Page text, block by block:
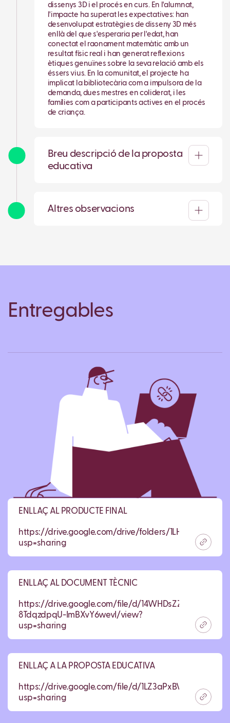
dissenys 3D i el procés en curs. En l'alumnat,
l'impacte ha superat les expectatives: han
desenvolupat estratègies de disseny 3D més
enllà del que s'esperaria per l'edat, han
conectat el raonament matemàtic amb un
resultat físic real i han generat reflexions
ètiques genuïnes sobre la seva relació amb els
éssers vius. En la comunitat, el projecte ha
implicat la bibliotecària com a impulsora de la
demanda, dues mestres en coliderat, i les
famílies com a participants actives en el procés
de criança.
Breu descripció de la proposta
educativa
Altres observacions
Entregables
ENLLAÇ AL PRODUCTE FINAL
https://drive.google.com/drive/folders/
usp=sharing
ENLLAÇ AL DOCUMENT TÈCNIC
https://drive.google.com/file/d/14WHDsZZ8ug-
8TdqzdpqU-ImBXvY6wevI/view?
usp=sharing
ENLLAÇ A LA PROPOSTA EDUCATIVA
https://drive.google.com/file/d/
usp=sharing